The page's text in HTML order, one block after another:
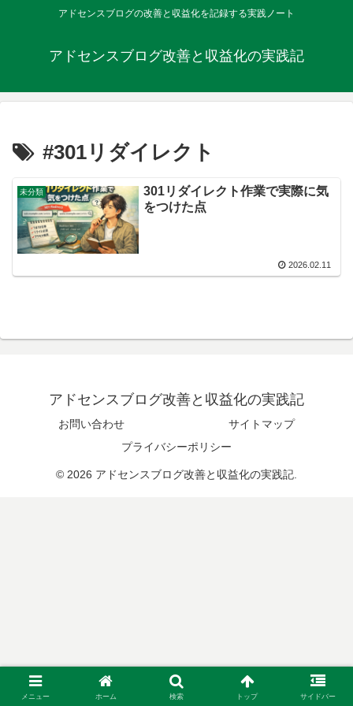
アドセンスブログの改善と収益化を記録する実践ノート
アドセンスブログ改善と収益化の実践記
#301リダイレクト
未分類
301リダイレクト作業で実際に気
をつけた点
2026.02.11
アドセンスブログ改善と収益化の実践記
お問い合わせ
サイトマップ
プライバシーポリシー
© 2026 アドセンスブログ改善と収益化の実践記.
メニュー ホーム 検索 トップ サイドバー